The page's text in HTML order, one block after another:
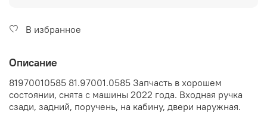
В избранное
Описание
81970010585 81.97001.0585 Запчасть в хорошем
состоянии, снята с машины 2022 года. Входная ручка
сзади, задний, поручень, на кабину, двери наружная.